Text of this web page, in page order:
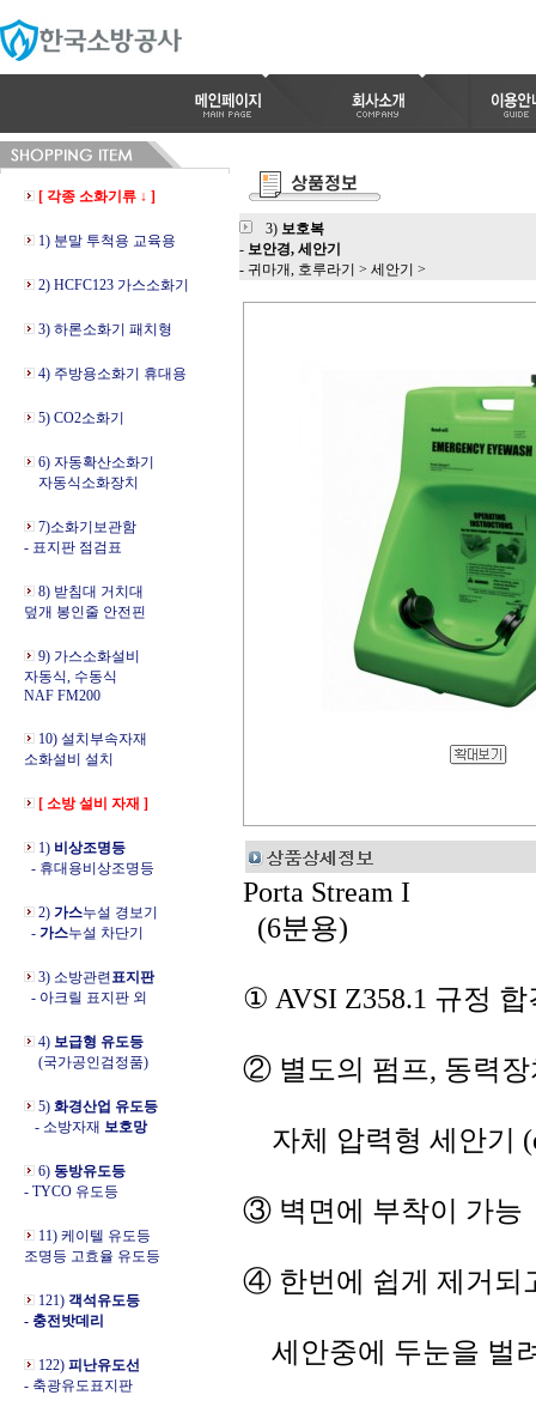
[ 각종 소화기류 ↓ ]
1) 분말 투척용 교육용
2) HCFC123 가스소화기
3) 하론소화기 패치형
4) 주방용소화기 휴대용
5) CO2소화기
6) 자동확산소화기
자동식소화장치
7)소화기보관함
- 표지판 점검표
8) 받침대 거치대
덮개 봉인줄 안전핀
9) 가스소화설비
자동식, 수동식
NAF FM200
10) 설치부속자재
소화설비 설치
[ 소방 설비 자재 ]
1) 비상조명등
- 휴대용비상조명등
2) 가스누설 경보기
- 가스누설 차단기
3) 소방관련 표지판
- 아크릴 표지판 외
4) 보급형 유도등
(국가공인검정품)
5) 화경산업 유도등
- 소방자재 보호망
6) 동방유도등
- TYCO 유도등
11) 케이텔 유도등
조명등 고효율 유도등
121) 객석유도등
- 충전밧데리
122) 피난유도선
- 축광유도표지판
3) 보호복
- 보안경, 세안기
- 귀마개, 호루라기 > 세안기 >
Porta Stream I
(6분용)
① AVSI Z358.1 규정 합
② 별도의 펌프, 동력
자체 압력형 세안기
③ 벽면에 부착이 가능
④ 한번에 쉽게 제거되
세안중에 두눈을 벌